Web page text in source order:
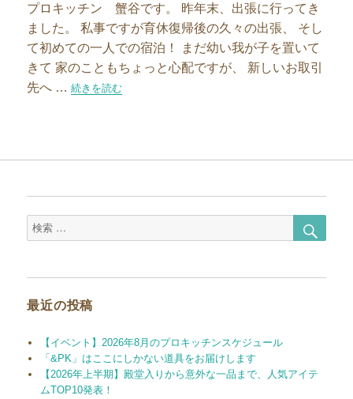
プロキッチン 蟹谷です。 昨年末、出張に行ってき
ました。 私事ですが育休復帰後の久々の出張、 そし
て初めての一人での宿泊！ まだ幼い我が子を置いて
きて 家のこともちょっと心配ですが、 新しいお取引
先へ …“【スタッフブログ】出張先のおいしいお店のご紹介～大阪天
続きを読む
検
索
索
最近の投稿
【イベント】2026年8月のプロキッチンスケジュール
「&PK」はここにしかない道具をお届けします
【2026年上半期】殿堂入りから意外な一品まで、人気アイテ
ムTOP10発表！